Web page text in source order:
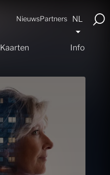
Kaarten Info
NieuwsPartners NL